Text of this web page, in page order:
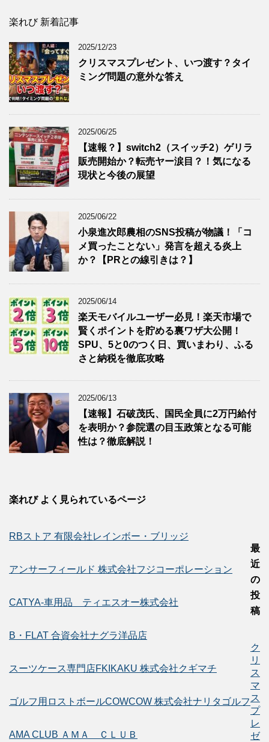
楽れび 新着記事
2025/12/23
クリスマスプレゼント、いつ渡す？タイ
ミング問題の意外な答え
2025/06/25
【速報？】switch2（スイッチ2）ゲリラ
販売開始か？転売ヤー涙目？！気になる
現状と今後の展望
2025/06/22
小泉進次郎農相のSNS投稿が物議！「コ
メ買ったことない」発言を超える炎上
か？【PRとの線引きは？】
2025/06/14
楽天モバイルユーザー必見！楽天市場で
賢くポイントを貯める裏ワザ大公開！
SPU、5と0のつく日、買いまわり、ふる
さと納税を徹底攻略
2025/06/13
【速報】石破茂氏、国民全員に2万円給付
を表明か？参院選の目玉政策となる可能
性は？徹底解説！
楽れび よく見られているページ
RBストア 有限会社レインボー・ブリッジ
アンサーフィールド 株式会社フジコーポレーション
CATYA-車用品 ティエスオー株式会社
B・FLAT 合資会社ナグラ洋品店
スーツケース専門店FKIKAKU 株式会社クギマチ
ゴルフ用ロストボールCOWCOW 株式会社ナリタゴルフ
AMA CLUB ＡＭＡ ＣＬＵＢ
最
近
の
投
稿
ク
リ
ス
マ
ス
プ
レ
ゼ